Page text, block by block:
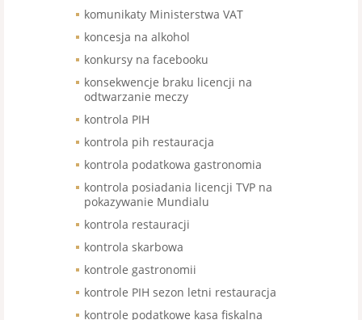
komunikaty Ministerstwa VAT
koncesja na alkohol
konkursy na facebooku
konsekwencje braku licencji na
odtwarzanie meczy
kontrola PIH
kontrola pih restauracja
kontrola podatkowa gastronomia
kontrola posiadania licencji TVP na
pokazywanie Mundialu
kontrola restauracji
kontrola skarbowa
kontrole gastronomii
kontrole PIH sezon letni restauracja
kontrole podatkowe kasa fiskalna